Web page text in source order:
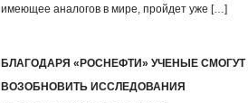
имеющее аналогов в мире, пройдет уже […]
БЛАГОДАРЯ «РОСНЕФТИ» УЧЕНЫЕ СМОГУТ
ВОЗОБНОВИТЬ ИССЛЕДОВАНИЯ